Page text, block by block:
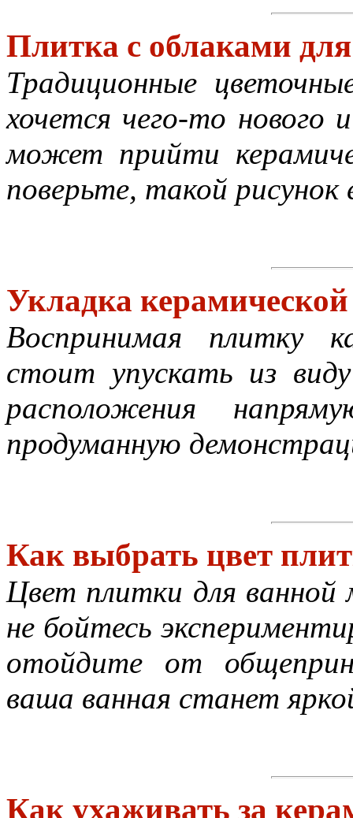
Плитка с облаками для
Традиционные
хочется чего-то нового
может прийти
поверьте, такой рисунок
Укладка
Воспринимая плитку
стоит упускать из
расположения
продуманную
Как выбрать цвет
Цвет плитки для
не бойтесь
отойдите от
ваша ванная станет
Как ухаживать за